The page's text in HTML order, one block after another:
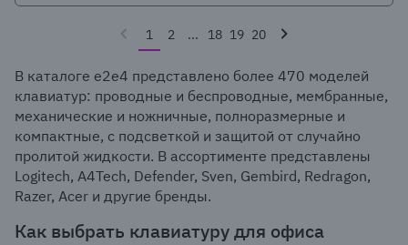
1 2 ... 18 19 20
В каталоге e2e4 представлено более 470 моделей
клавиатур: проводные и беспроводные, мембранные,
механические и ножничные, полноразмерные и
компактные, с подсветкой и защитой от случайно
пролитой жидкости. В ассортименте представлены
Logitech, A4Tech, Defender, Sven, Gembird, Redragon,
Razer, Acer и другие бренды.
Как выбрать клавиатуру для офиса